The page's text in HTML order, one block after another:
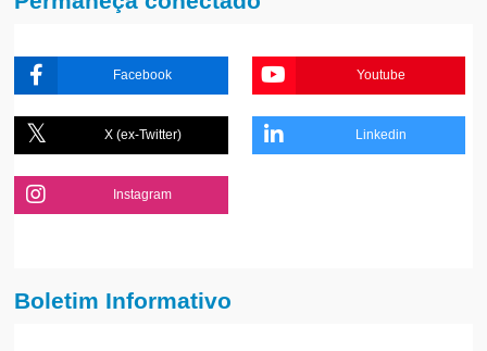
Facebook Youtube
X (ex-Twitter) Linkedin
Instagram
Boletim Informativo